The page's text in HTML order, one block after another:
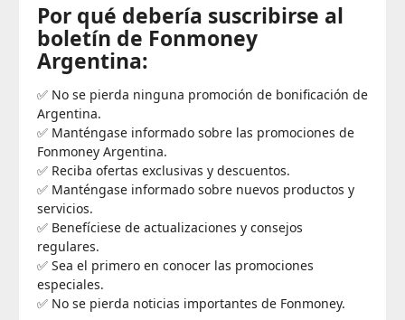
Por qué debería suscribirse al
boletín de Fonmoney
Argentina:
✅ No se pierda ninguna promoción de bonificación de
Argentina.
✅ Manténgase informado sobre las promociones de
Fonmoney Argentina.
✅ Reciba ofertas exclusivas y descuentos.
✅ Manténgase informado sobre nuevos productos y
servicios.
✅ Benefíciese de actualizaciones y consejos
regulares.
✅ Sea el primero en conocer las promociones
especiales.
✅ No se pierda noticias importantes de Fonmoney.